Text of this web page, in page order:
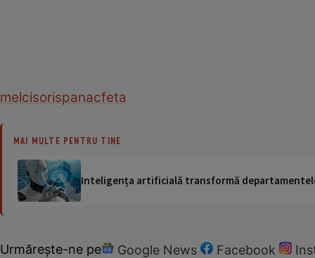
melcisorispanacfeta
MAI MULTE PENTRU TINE
Inteligența artificială transformă
Urmărește-ne pe Google News Facebook